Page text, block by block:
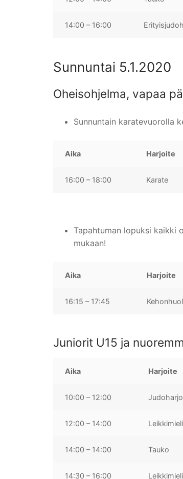
14:00 – 16:00
Sunnuntai 5.1.2020
Oheisohjelma, vapaa
Sunnuntain karatevuorolla
Aika Harjoite
16:00 – 18:00 Karate
Tapahtuman lopuksi kaikki
mukaan!
Aika Harjoite
16:15 – 17:45
Juniorit U15 ja
Aika Harjoite
10:00 – 12:00
12:00 – 14:00
14:00 – 14:00 Tauko
14:30 – 16:00